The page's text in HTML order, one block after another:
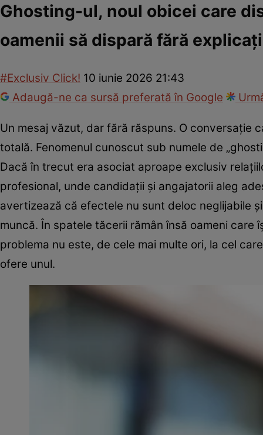
Ghosting-ul, noul obicei care
oamenii să dispară fără
#Exclusiv Click! 10 iunie 2026 21:43
Adaugă-ne ca sursă preferată în Google
Un mesaj văzut, dar fără răspuns. O conversație
totală. Fenomenul cunoscut sub numele de
Dacă în trecut era asociat aproape exclusiv
profesional, unde candidații și angajatorii aleg
avertizează că efectele nu sunt deloc neglijabile
muncă. În spatele tăcerii rămân însă oameni care
problema nu este, de cele mai multe ori, la cel
ofere unul.